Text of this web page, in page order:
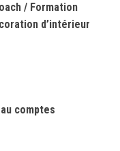
/ Formation
d’intérieur
comptes